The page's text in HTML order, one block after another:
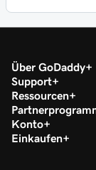
Über GoDaddy
Support
Ressourcen
Konto
Einkaufen